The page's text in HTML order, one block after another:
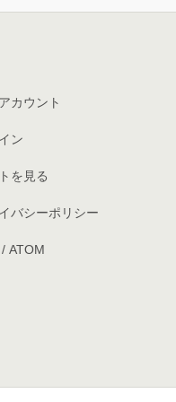
カウント
ン
を見る
バシーポリシー
ATOM